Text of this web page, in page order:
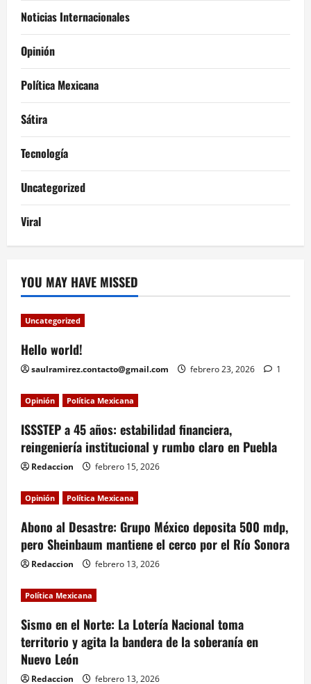
Noticias Internacionales
Opinión
Política Mexicana
Sátira
Tecnología
Uncategorized
Viral
YOU MAY HAVE MISSED
Uncategorized
Hello world!
saulramirez.contacto@gmail.com febrero 23, 2026 1
Opinión Política Mexicana
ISSSTEP a 45 años: estabilidad financiera,
reingeniería institucional y rumbo claro en Puebla
Redaccion febrero 15, 2026
Opinión Política Mexicana
Abono al Desastre: Grupo México deposita 500 mdp,
pero Sheinbaum mantiene el cerco por el Río Sonora
Redaccion febrero 13, 2026
Política Mexicana
Sismo en el Norte: La Lotería Nacional toma
territorio y agita la bandera de la soberanía en
Nuevo León
Redaccion febrero 13, 2026